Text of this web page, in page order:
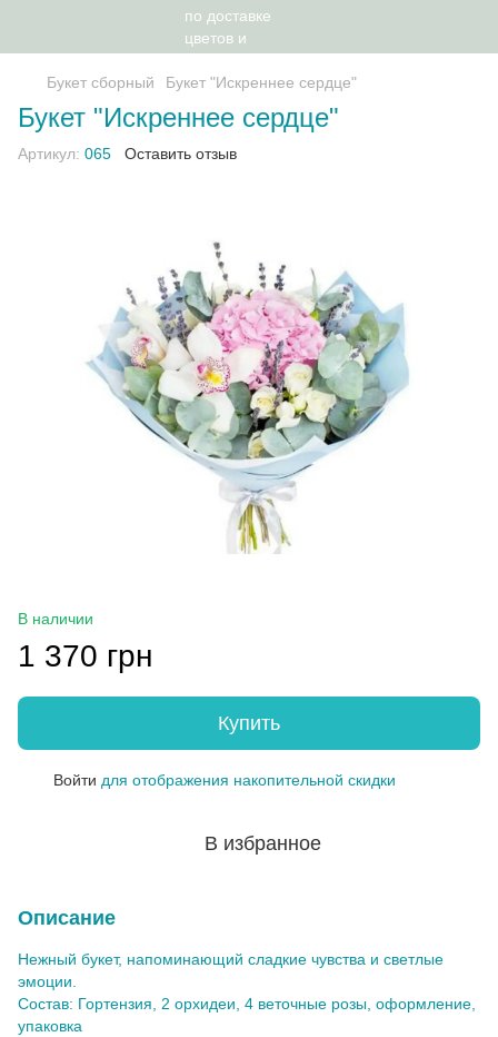
Букет сборный Букет "Искреннее сердце"
Букет "Искреннее сердце"
Артикул: 065 Оставить отзыв
В наличии
1 370 грн
Купить
Войти для отображения накопительной скидки
В избранное
Описание
Нежный букет, напоминающий сладкие чувства и светлые
эмоции.
Состав: Гортензия, 2 орхидеи, 4 веточные розы, оформление,
упаковка